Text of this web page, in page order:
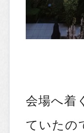
会場へ着
ていたの